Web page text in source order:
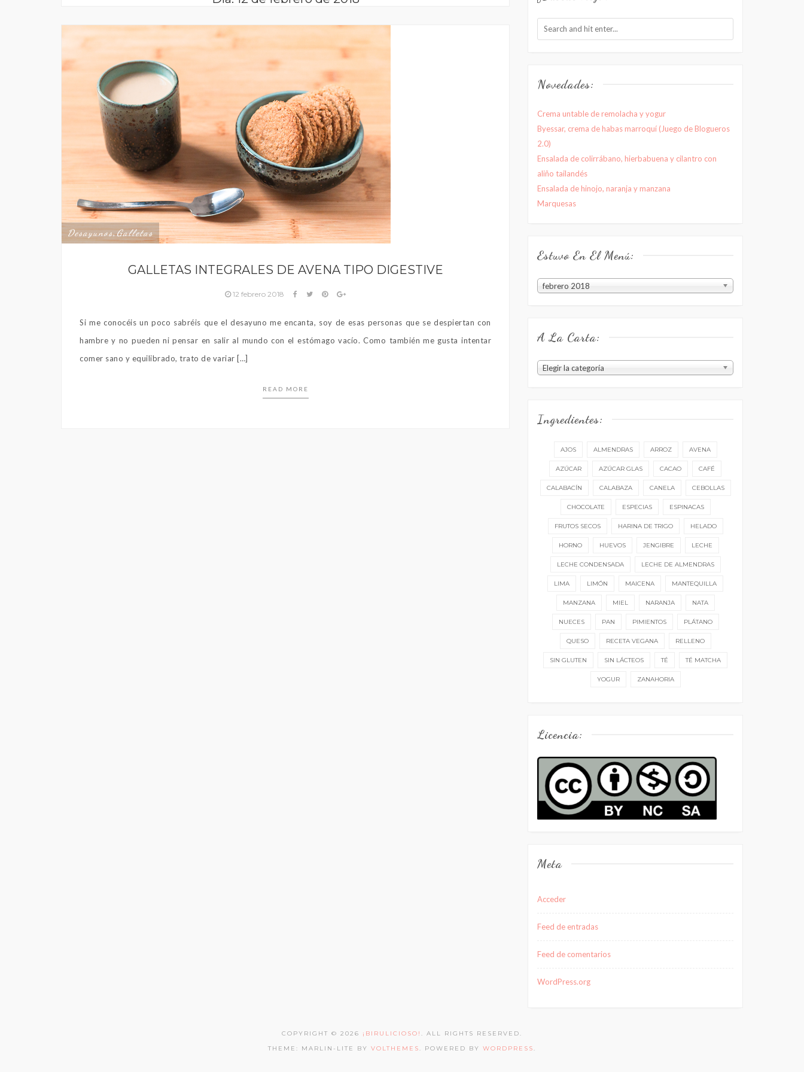
Desayunos,Galletas
GALLETAS INTEGRALES DE AVENA TIPO DIGESTIVE
12 febrero 2018
Si me conocéis un poco sabréis que el desayuno me encanta, soy de esas personas que se despiertan con
hambre y no pueden ni pensar en salir al mundo con el estómago vacío. Como también me gusta intentar
comer sano y equilibrado, trato de variar […]
READ MORE
Novedades:
Crema untable de remolacha y yogur
Byessar, crema de habas marroquí (Juego de Blogueros
2.0)
Ensalada de colirrábano, hierbabuena y cilantro con
aliño tailandés
Ensalada de hinojo, naranja y manzana
Marquesas
Estuvo En El Menú:
Estuvo
febrero 2018
A La Carta:
Elegir la categoría
Ingredientes:
AJOS ALMENDRAS ARROZ AVENA
AZÚCAR AZÚCAR GLAS CACAO CAFÉ
CALABACÍN CALABAZA CANELA CEBOLLAS
CHOCOLATE ESPECIAS ESPINACAS
FRUTOS SECOS HARINA DE TRIGO HELADO
HORNO HUEVOS JENGIBRE LECHE
LECHE CONDENSADA LECHE DE ALMENDRAS
LIMA LIMÓN MAICENA MANTEQUILLA
MANZANA MIEL NARANJA NATA
NUECES PAN PIMIENTOS PLÁTANO
QUESO RECETA VEGANA RELLENO
SIN GLUTEN SIN LÁCTEOS TÉ TÉ MATCHA
YOGUR ZANAHORIA
Licencia:
Meta
Acceder
Feed de entradas
Feed de comentarios
WordPress.org
COPYRIGHT © 2026 ¡BIRULICIOSO! . ALL RIGHTS RESERVED.
THEME: MARLIN-LITE BY VOLTHEMES. POWERED BY WORDPRESS.